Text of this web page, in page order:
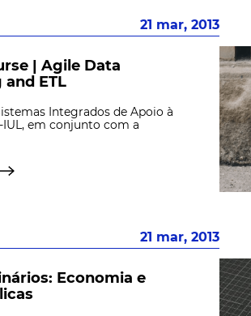
21 mar, 2013
| Agile Data
ETL
Integrados de Apoio à
IUL, em conjunto com a
21 mar, 2013
Economia e